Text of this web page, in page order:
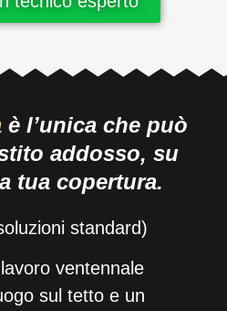
è l’unica che può
addosso, su
tua copertura.
standard)
ventennale
sul tetto e un